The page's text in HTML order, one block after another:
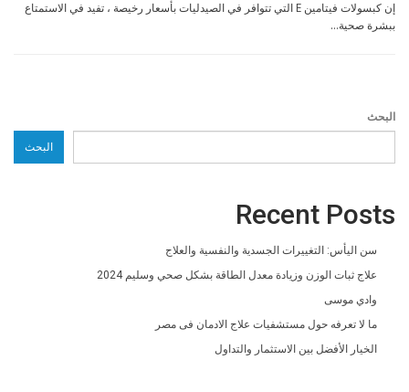
إن كبسولات فيتامين E التي تتوافر في الصيدليات بأسعار رخيصة ، تفيد في الاستمتاع
ببشرة صحية…
البحث
البحث
Recent Posts
سن اليأس: التغييرات الجسدية والنفسية والعلاج
علاج ثبات الوزن وزيادة معدل الطاقة بشكل صحي وسليم 2024
وادي موسى
ما لا تعرفه حول مستشفيات علاج الادمان فى مصر
الخيار الأفضل بين الاستثمار والتداول